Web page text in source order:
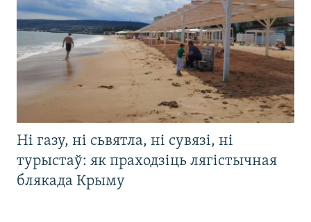
Ні газу, ні сьвятла, ні сувязі, ні
турыстаў: як праходзіць лягістычная
блякада Крыму